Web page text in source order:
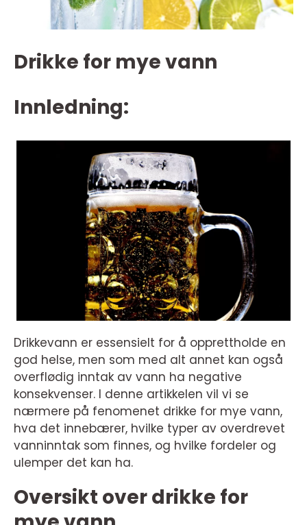
Drikke for mye vann
Innledning:
Drikkevann er essensielt for å opprettholde en
god helse, men som med alt annet kan også
overflødig inntak av vann ha negative
konsekvenser. I denne artikkelen vil vi se
nærmere på fenomenet drikke for mye vann,
hva det innebærer, hvilke typer av overdrevet
vanninntak som finnes, og hvilke fordeler og
ulemper det kan ha.
Oversikt over drikke for